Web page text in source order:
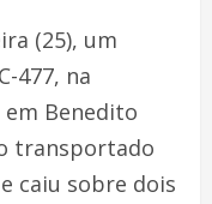
(25), um
477, na
Benedito
transportado
caiu sobre dois